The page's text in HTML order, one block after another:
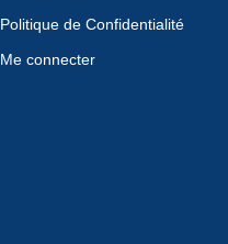
Politique de Confidentialité
Me connecter